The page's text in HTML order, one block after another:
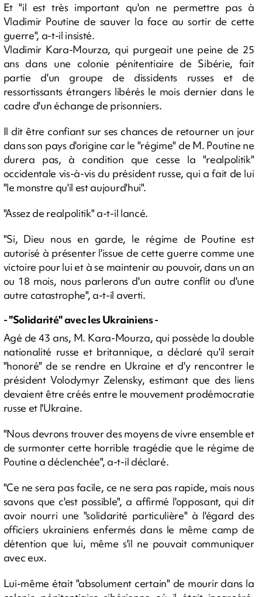
Et "il est très important qu'on ne permettre pas à
Vladimir Poutine de sauver la face au sortir de cette
guerre", a-t-il insisté.
Vladimir Kara-Mourza, qui purgeait une peine de 25
ans dans une colonie pénitentiaire de Sibérie, fait
partie d'un groupe de dissidents russes et de
ressortissants étrangers libérés le mois dernier dans le
cadre d'un échange de prisonniers.
Il dit être confiant sur ses chances de retourner un jour
dans son pays d'origine car le "régime" de M. Poutine ne
durera pas, à condition que cesse la "realpolitik"
occidentale vis-à-vis du président russe, qui a fait de lui
"le monstre qu'il est aujourd'hui".
"Assez de realpolitik" a-t-il lancé.
"Si, Dieu nous en garde, le régime de Poutine est
autorisé à présenter l'issue de cette guerre comme une
victoire pour lui et à se maintenir au pouvoir, dans un an
ou 18 mois, nous parlerons d'un autre conflit ou d'une
autre catastrophe", a-t-il averti.
- "Solidarité" avec les Ukrainiens -
Agé de 43 ans, M. Kara-Mourza, qui possède la double
nationalité russe et britannique, a déclaré qu'il serait
"honoré" de se rendre en Ukraine et d'y rencontrer le
président Volodymyr Zelensky, estimant que des liens
devaient être créés entre le mouvement prodémocratie
russe et l'Ukraine.
"Nous devrons trouver des moyens de vivre ensemble et
de surmonter cette horrible tragédie que le régime de
Poutine a déclenchée", a-t-il déclaré.
"Ce ne sera pas facile, ce ne sera pas rapide, mais nous
savons que c'est possible", a affirmé l'opposant, qui dit
avoir nourri une "solidarité particulière" à l'égard des
officiers ukrainiens enfermés dans le même camp de
détention que lui, même s'il ne pouvait communiquer
avec eux.
Lui-même était "absolument certain" de mourir dans la